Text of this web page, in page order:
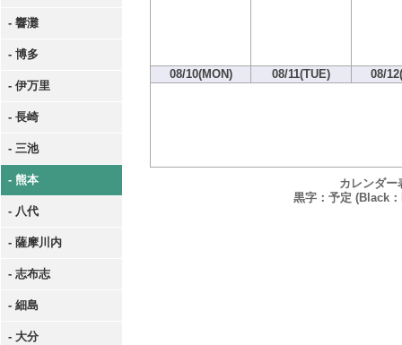
- 響灘
- 博多
- 伊万里
- 長崎
- 三池
- 熊本
- 八代
- 薩摩川内
- 志布志
- 細島
- 大分
08/10(MON) 08/11(TUE) 08/
カレンダー
黒字：予定 (Black